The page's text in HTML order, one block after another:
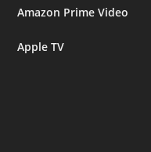
Amazon Prime Video
Apple TV